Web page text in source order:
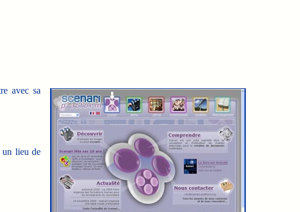
avec sa
un lieu de